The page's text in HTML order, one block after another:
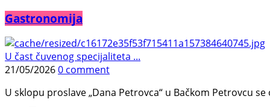
Gastronomija
U čast čuvenog specijaliteta ...
21/05/20260 comment
U sklopu proslave „Dana Petrovca“ u Bačkom Petrovcu